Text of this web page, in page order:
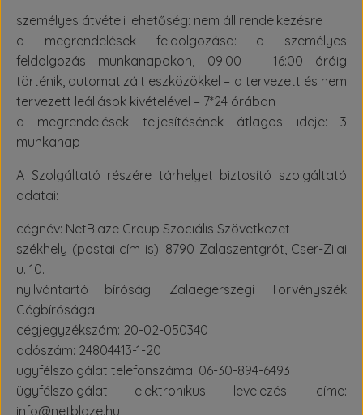
személyes átvételi lehetőség: nem áll rendelkezésre
a megrendelések feldolgozása: a személyes
feldolgozás munkanapokon, 09:00 – 16:00 óráig
történik, automatizált eszközökkel – a tervezett és nem
tervezett leállások kivételével – 7*24 órában
a megrendelések teljesítésének átlagos ideje: 3
munkanap
A Szolgáltató részére tárhelyet biztosító szolgáltató
adatai:
cégnév: NetBlaze Group Szociális Szövetkezet
székhely (postai cím is): 8790 Zalaszentgrót, Cser-Zilai
u. 10.
nyilvántartó bíróság: Zalaegerszegi Törvényszék
Cégbírósága
cégjegyzékszám: 20-02-050340
adószám: 24804413-1-20
ügyfélszolgálat telefonszáma: 06-30-894-6493
ügyfélszolgálat elektronikus levelezési címe:
info@netblaze.hu